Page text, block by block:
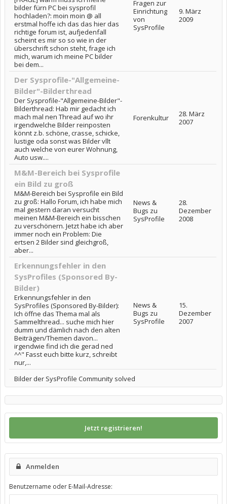
bilder fürn PC bei sysprofil
hochladen?: moin moin @ all
erstmal hoffe ich das das hier das
richtige forum ist, aufjedenfall
scheint es mir so so wie in der
überschrift schon steht, frage ich
mich, warum ich meine PC bilder
bei dem...
Fragen zur
Einrichtung
von
SysProfile
9. März
2009
Der Sysprofile-"Allgemeine-
Bilder"-Bilderthread
Der Sysprofile-"Allgemeine-Bilder"-
Bilderthread: Hab mir gedacht ich
mach mal nen Thread auf wo ihr
irgendwelche Bilder reinposten
könnt z.b. schöne, crasse, schicke,
lustige oda sonst was Bilder vllt
auch welche von eurer Wohnung,
Auto usw....
Forenkultur
28. März
2007
M&M-Bereich bei Sysprofile
ein Bild zu groß
M&M-Bereich bei Sysprofile ein Bild
zu groß: Hallo Forum, ich habe mich
mal gestern daran versucht
meinen M&M-Bereich ein bisschen
zu verschönern. Jetzt habe ich aber
immer noch ein Problem: Die
ertsen 2 Bilder sind gleichgroß,
aber...
News &
Bugs zu
SysProfile
28.
Dezember
2008
Erkennungsfehler in den
SysProfiles (Sponsored By-
Bilder)
Erkennungsfehler in den
SysProfiles (Sponsored By-Bilder):
Ich öffne das Thema mal als
Sammelthread... suche mich hier
dumm und dämlich nach den alten
Beiträgen/Themen davon...
irgendwie find ich die gerad ned
^^" Fasst euch bitte kurz, schreibt
nur,...
News &
Bugs zu
SysProfile
15.
Dezember
2007
Bilder der SysProfile Community solved
Jetzt registrieren!
Anmelden
Benutzername oder E-Mail-Adresse: